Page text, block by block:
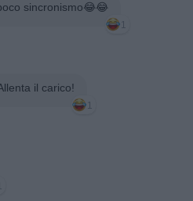
sincronismo😂😂
1
il carico!
1